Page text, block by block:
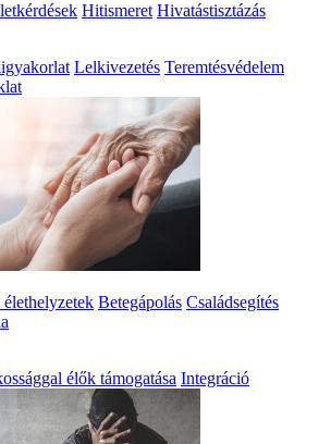
Hitismeret Hivatástisztázás
Lelkivezetés Teremtésvédelem
élethelyzetek Betegápolás Családsegítés
élők támogatása Integráció